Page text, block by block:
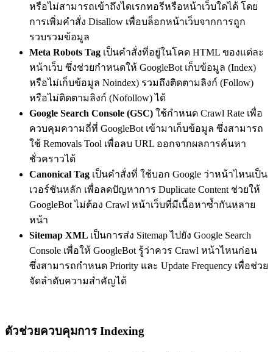
หรือไม่สามารถเข้าถึงไดเรกทอรีหรือหน้าเว็บใดได้ โดย
การเพิ่มคำสั่ง Disallow เพื่อบล็อกหน้าเว็บจากการถูก
รวบรวมข้อมูล
Meta Robots Tag เป็นคำสั่งที่อยู่ในโคด HTML ของแต่ละ
หน้าเว็บ ซึ่งช่วยกำหนดให้ GoogleBot เก็บข้อมูล (Index)
หรือไม่เก็บข้อมูล Noindex) รวมถึงติดตามลิงก์ (Follow)
หรือไม่ติดตามลิงก์ (Nofollow) ได้
Google Search Console (GSC) ใช้กำหนด Crawl Rate เพื่อ
ควบคุมความถี่ที่ GoogleBot เข้ามาเก็บข้อมูล ซึ่งสามารถ
ใช้ Removals Tool เพื่อลบ URL ออกจากผลการค้นหา
ชั่วคราวได้
Canonical Tag เป็นคำสั่งที่ ใช้บอก Google ว่าหน้าไหนเป็น
เวอร์ชันหลัก เพื่อลดปัญหาการ Duplicate Content ช่วยให้
GoogleBot ไม่ต้อง Crawl หน้าเว็บที่มีเนื้อหาซ้ำกันหลาย
หน้า
Sitemap XML เป็นการส่ง Sitemap ไปยัง Google Search
Console เพื่อให้ GoogleBot รู้ว่าควร Crawl หน้าไหนก่อน
ซึ่งสามารถกำหนด Priority และ Update Frequency เพื่อช่วย
จัดลำดับความสำคัญได้
ตัวช่วยควบคุมการ Indexing